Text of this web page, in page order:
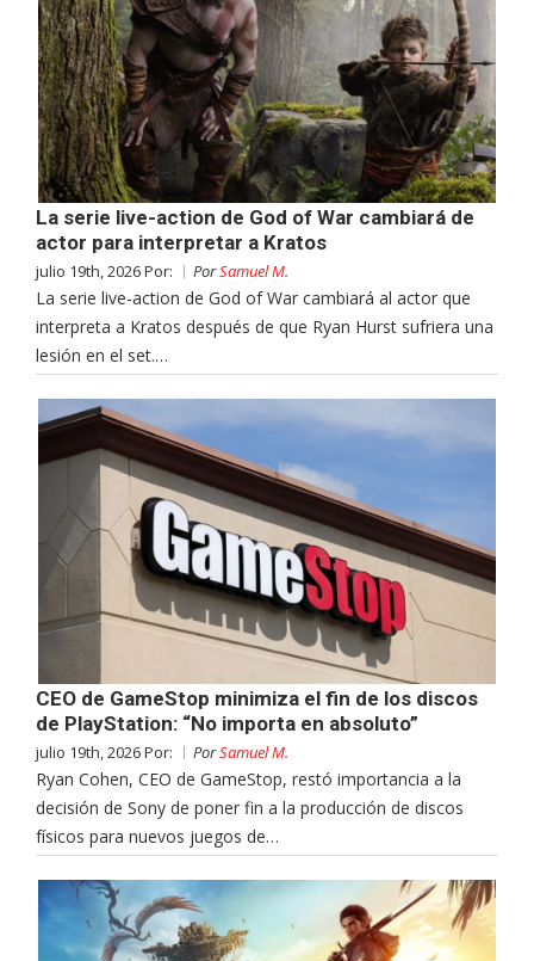
La serie live-action de God of War cambiará de
actor para interpretar a Kratos
julio 19th, 2026 Por: PorSamuel M.
La serie live-action de God of War cambiará al actor que
interpreta a Kratos después de que Ryan Hurst sufriera una
lesión en el set.…
CEO de GameStop minimiza el fin de los discos
de PlayStation: “No importa en absoluto”
julio 19th, 2026 Por: PorSamuel M.
Ryan Cohen, CEO de GameStop, restó importancia a la
decisión de Sony de poner fin a la producción de discos
físicos para nuevos juegos de…